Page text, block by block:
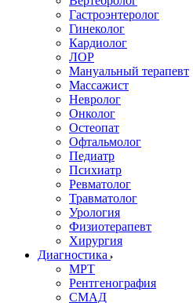
Гастроэнтеролог
Гинеколог
Кардиолог
ЛОР
Мануальный терапевт
Массажист
Невролог
Онколог
Остеопат
Офтальмолог
Педиатр
Психиатр
Ревматолог
Травматолог
Урология
Физиотерапевт
Хирургия
Диагностика
МРТ
Рентгенография
СМАД